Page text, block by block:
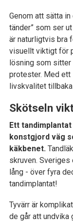
Genom att sätta
tänder” som ser
är naturligtvis bra
visuellt viktigt för
lösning som
protester. Med ett
livskvalitet
Skötseln
Ett
konstgjord väg
käkbenet.
skruven. Sveriges
lång - över fyra
tandimplantat!
Tyvärr är
de går att undvika